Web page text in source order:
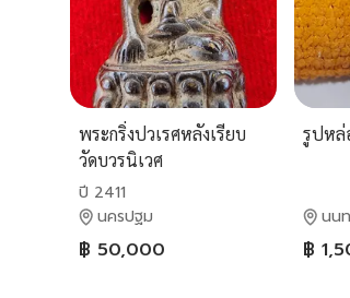
พระกริ่งปวเรศหลังเรียบ
วัดบวรนิเวศ
ปี 2411
นครปฐม
฿ 50,000
รูปหล่
นน
฿